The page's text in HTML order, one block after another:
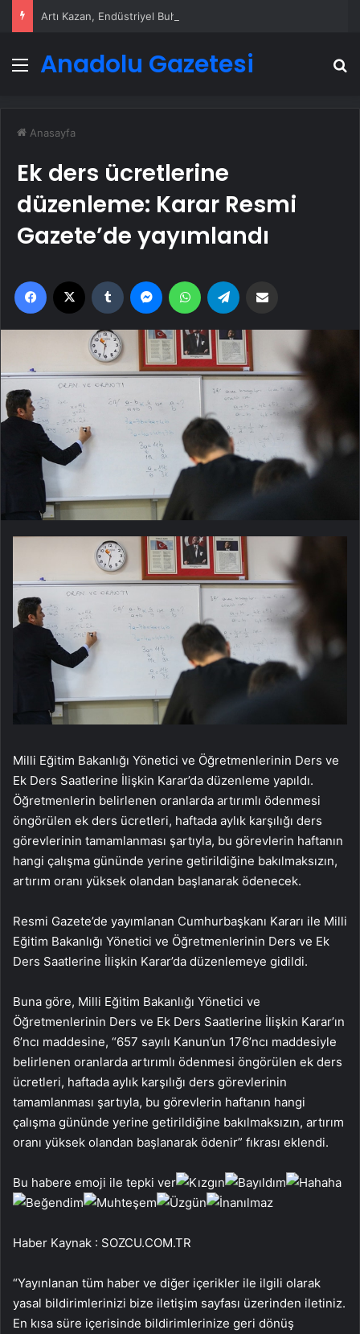
Menü
Anadolu Gazetesi
Anasayfa
Ek ders ücretlerine
düzenleme: Karar Resmi
Gazete’de yayımlandı
Facebook Tumblr MessengerWhatsApp
Milli Eğitim Bakanlığı Yönetici ve Öğretmenlerinin Ders ve
Ek Ders Saatlerine İlişkin Karar’da düzenleme yapıldı.
Öğretmenlerin belirlenen oranlarda artırımlı ödenmesi
öngörülen ek ders ücretleri, haftada aylık karşılığı ders
görevlerinin tamamlanması şartıyla, bu görevlerin haftanın
hangi çalışma gününde yerine getirildiğine bakılmaksızın,
artırım oranı yüksek olandan başlanarak ödenecek.
Resmi Gazete’de yayımlanan Cumhurbaşkanı Kararı ile Milli
Eğitim Bakanlığı Yönetici ve Öğretmenlerinin Ders ve Ek
Ders Saatlerine İlişkin Karar’da düzenlemeye gidildi.
Buna göre, Milli Eğitim Bakanlığı Yönetici ve
Öğretmenlerinin Ders ve Ek Ders Saatlerine İlişkin Karar’ın
6’ncı maddesine, “657 sayılı Kanun’un 176’ncı maddesiyle
belirlenen oranlarda artırımlı ödenmesi öngörülen ek ders
ücretleri, haftada aylık karşılığı ders görevlerinin
tamamlanması şartıyla, bu görevlerin haftanın hangi
çalışma gününde yerine getirildiğine bakılmaksızın, artırım
oranı yüksek olandan başlanarak ödenir” fıkrası eklendi.
Bu habere emoji ile tepki ver
Haber Kaynak : SOZCU.COM.TR
“Yayınlanan tüm haber ve diğer içerikler ile ilgili olarak
yasal bildirimlerinizi bize iletişim sayfası üzerinden iletiniz.
En kısa süre içerisinde bildirimlerinize geri dönüş